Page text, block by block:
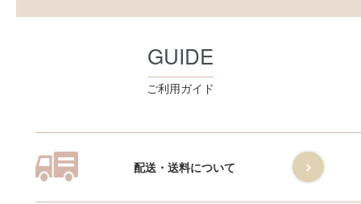
GUIDE
ご利用ガイド
配送・送料について